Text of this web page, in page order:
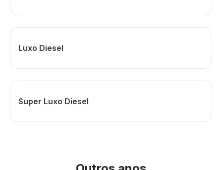
Luxo Diesel
Super Luxo Diesel